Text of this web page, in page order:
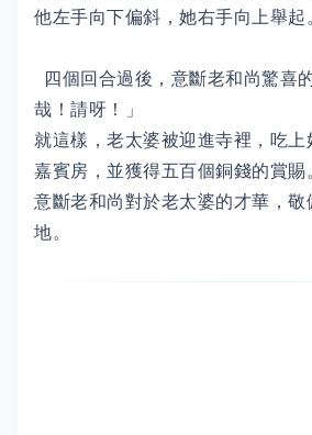
他左手向下偏斜，她右手向上舉起
四個回合過後，意斷老和尚驚喜
哉！請呀！」
就這樣，老太婆被迎進寺裡，吃上
嘉賓房，並獲得五百個銅錢的賞賜
意斷老和尚對於老太婆的才華，敬
地。